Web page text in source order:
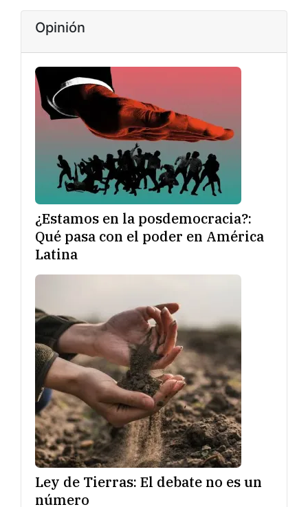
Opinión
¿Estamos en la posdemocracia?:
Qué pasa con el poder en América
Latina
Ley de Tierras: El debate no es un
número